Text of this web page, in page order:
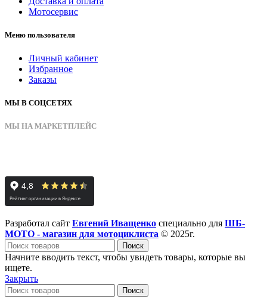
Мотосервис
Меню пользователя
Личный кабинет
Избранное
Заказы
МЫ В СОЦСЕТЯХ
МЫ НА МАРКЕТПЛЕЙС
Разработал сайт Евгений Иващенко специально для ШБ-
МОТО - магазин для мотоциклиста © 2025г.
Поиск
Начните вводить текст, чтобы увидеть товары, которые вы
ищете.
Закрыть
Поиск